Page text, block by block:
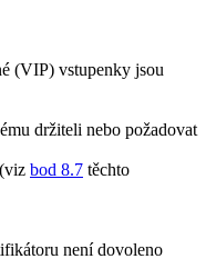
(VIP) vstupenky jsou
držiteli nebo požadovat
bod 8.7 těchto
není dovoleno